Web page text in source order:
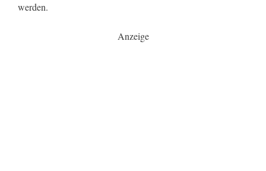
werden.
Anzeige